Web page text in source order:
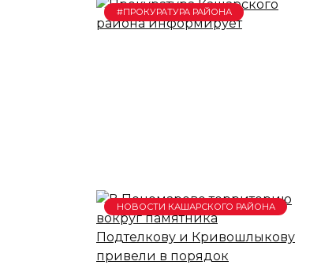
#ПРОКУРАТУРА РАЙОНА
НОВОСТИ КАШАРСКОГО РАЙОНА